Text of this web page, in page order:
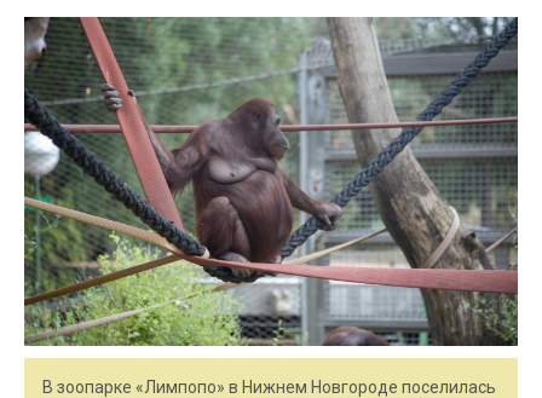
В зоопарке «Лимпопо» в Нижнем Новгороде поселилась